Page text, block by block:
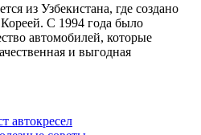
из Узбекистана, где создано
С 1994 года было
автомобилей, которые
и выгодная
автокресел